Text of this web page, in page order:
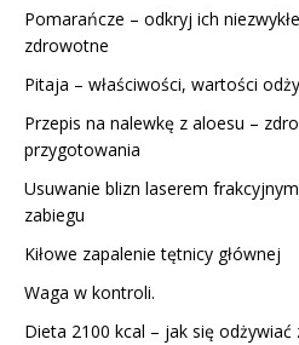
Pomarańcze – odkryj ich
zdrowotne
Pitaja – właściwości, wartości
Przepis na nalewkę z aloesu –
przygotowania
Usuwanie blizn laserem
zabiegu
Kiłowe zapalenie tętnicy głównej
Waga w kontroli.
Dieta 2100 kcal – jak się